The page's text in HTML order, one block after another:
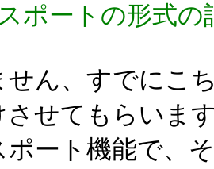
ポートの形式
せん、すでにこ
させてもらいま
ポート機能で、